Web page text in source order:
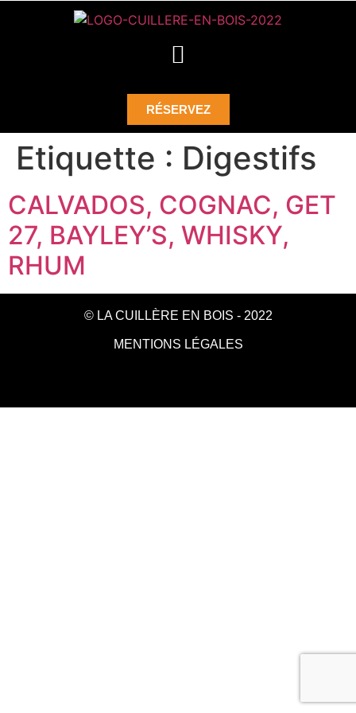
RÉSERVEZ
Etiquette : Digestifs
CALVADOS, COGNAC, GET
27, BAYLEY’S, WHISKY,
RHUM
© LA CUILLÈRE EN BOIS - 2022
MENTIONS LÉGALES